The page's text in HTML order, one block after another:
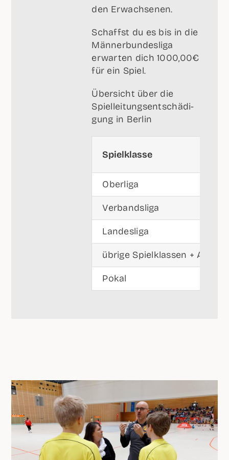
den Erwachsenen.
Schaffst du es bis in die
Män­ner­bun­des­li­ga
erwar­ten dich 1000,00€
für ein Spiel.
Über­sicht über die
Spiel­lei­tungs­ent­schä­di­
gung in Berlin
Spiel­klas­se
Ober­li­ga
Ver­bands­li­ga
Lan­des­li­ga
übri­ge Spiel­klas­sen + Alte
Pokal